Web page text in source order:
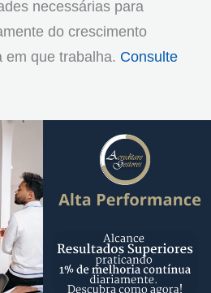
necessárias para
do crescimento
em que trabalha. Consulte